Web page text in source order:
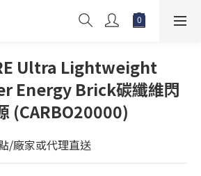
Ultra Lightweight
Energy Brick碳纖維閃
(CARBO20000)
/廠家或代理直送